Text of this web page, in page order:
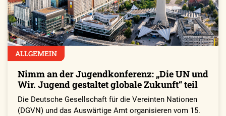
ALLGEMEIN
Nimm an der Jugendkonferenz: „Die UN und
Wir. Jugend gestaltet globale Zukunft“ teil
Die Deutsche Gesellschaft für die Vereinten Nationen
(DGVN) und das Auswärtige Amt organisieren vom 15.